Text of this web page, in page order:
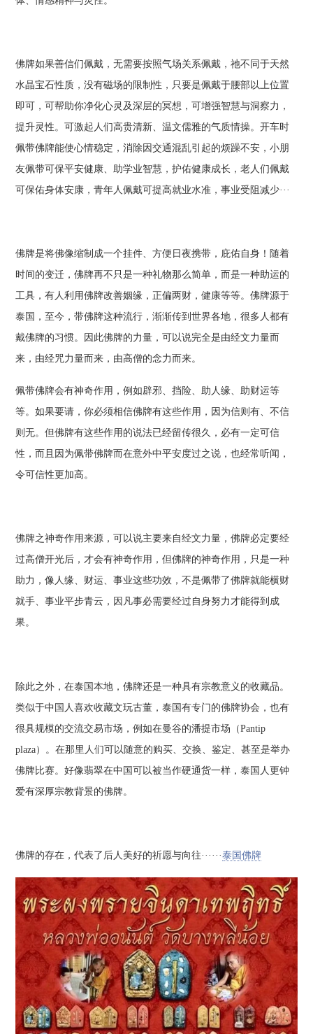
佛牌如果善信们佩戴，无需要按照气场关系佩戴，祂不同于天然
水晶宝石性质，没有磁场的限制性，只要是佩戴于腰部以上位置
即可，可帮助你净化心灵及深层的冥想，可增强智慧与洞察力，
提升灵性。可激起人们高贵清新、温文儒雅的气质情操。开车时
佩带佛牌能使心情稳定，消除因交通混乱引起的烦躁不安，小朋
友佩带可保平安健康、助学业智慧，护佑健康成长，老人们佩戴
可保佑身体安康，青年人佩戴可提高就业水准，事业受阻减少···
佛牌是将佛像缩制成一个挂件、方便日夜携带，庇佑自身！随着
时间的变迁，佛牌再不只是一种礼物那么简单，而是一种助运的
工具，有人利用佛牌改善姻缘，正偏两财，健康等等。佛牌源于
泰国，至今，带佛牌这种流行，渐渐传到世界各地，很多人都有
戴佛牌的习惯。因此佛牌的力量，可以说完全是由经文力量而
来，由经咒力量而来，由高僧的念力而来。
佩带佛牌会有神奇作用，例如辟邪、挡险、助人缘、助财运等
等。如果要请，你必须相信佛牌有这些作用，因为信则有、不信
则无。但佛牌有这些作用的说法已经留传很久，必有一定可信
性，而且因为佩带佛牌而在意外中平安度过之说，也经常听闻，
令可信性更加高。
佛牌之神奇作用来源，可以说主要来自经文力量，佛牌必定要经
过高僧开光后，才会有神奇作用，但佛牌的神奇作用，只是一种
助力，像人缘、财运、事业这些功效，不是佩带了佛牌就能横财
就手、事业平步青云，因凡事必需要经过自身努力才能得到成
果。
除此之外，在泰国本地，佛牌还是一种具有宗教意义的收藏品。
类似于中国人喜欢收藏文玩古董，泰国有专门的佛牌协会，也有
很具规模的交流交易市场，例如在曼谷的潘提市场（Pantip
plaza）。在那里人们可以随意的购买、交换、鉴定、甚至是举办
佛牌比赛。好像翡翠在中国可以被当作硬通货一样，泰国人更钟
爱有深厚宗教背景的佛牌。
佛牌的存在，代表了后人美好的祈愿与向往······泰国佛牌